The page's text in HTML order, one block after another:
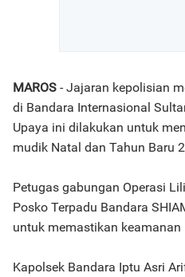
MAROS - Jajaran kepolisian
di Bandara Internasional
Upaya ini dilakukan untuk
mudik Natal dan Tahun Baru
Petugas gabungan Operasi
Posko Terpadu Bandara
untuk memastikan
Kapolsek Bandara Iptu Asri